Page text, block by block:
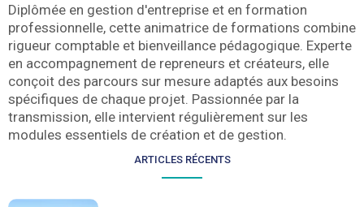
Diplômée en gestion d'entreprise et en formation
professionnelle, cette animatrice de formations combine
rigueur comptable et bienveillance pédagogique. Experte
en accompagnement de repreneurs et créateurs, elle
conçoit des parcours sur mesure adaptés aux besoins
spécifiques de chaque projet. Passionnée par la
transmission, elle intervient régulièrement sur les
modules essentiels de création et de gestion.
ARTICLES RÉCENTS